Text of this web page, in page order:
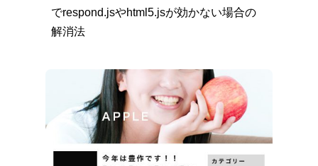
でrespond.jsやhtml5.jsが効かない場合の
解消法